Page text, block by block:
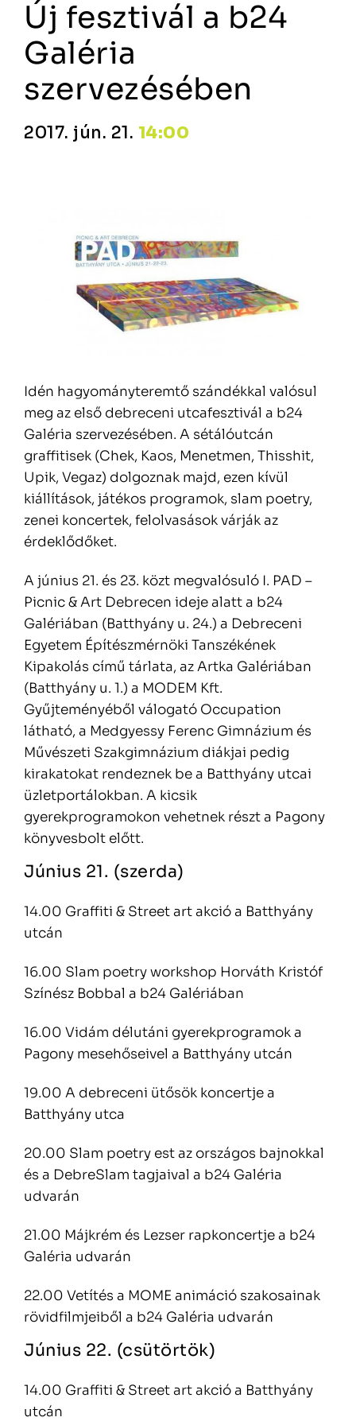
Új fesztivál a b24
Galéria
szervezésében
2017. jún. 21. 14:00
Idén hagyományteremtő szándékkal valósul
meg az első debreceni utcafesztivál a b24
Galéria szervezésében. A sétálóutcán
graffitisek (Chek, Kaos, Menetmen, Thisshit,
Upik, Vegaz) dolgoznak majd, ezen kívül
kiállítások, játékos programok, slam poetry,
zenei koncertek, felolvasások várják az
érdeklődőket.
A június 21. és 23. közt megvalósuló I. PAD –
Picnic & Art Debrecen ideje alatt a b24
Galériában (Batthyány u. 24.) a Debreceni
Egyetem Építészmérnöki Tanszékének
Kipakolás című tárlata, az Artka Galériában
(Batthyány u. 1.) a MODEM Kft.
Gyűjteményéből válogató Occupation
látható, a Medgyessy Ferenc Gimnázium és
Művészeti Szakgimnázium diákjai pedig
kirakatokat rendeznek be a Batthyány utcai
üzletportálokban. A kicsik
gyerekprogramokon vehetnek részt a Pagony
könyvesbolt előtt.
Június 21. (szerda)
14.00 Graffiti & Street art akció a Batthyány
utcán
16.00 Slam poetry workshop Horváth Kristóf
Színész Bobbal a b24 Galériában
16.00 Vidám délutáni gyerekprogramok a
Pagony mesehőseivel a Batthyány utcán
19.00 A debreceni ütősök koncertje a
Batthyány utca
20.00 Slam poetry est az országos bajnokkal
és a DebreSlam tagjaival a b24 Galéria
udvarán
21.00 Májkrém és Lezser rapkoncertje a b24
Galéria udvarán
22.00 Vetítés a MOME animáció szakosainak
rövidfilmjeiből a b24 Galéria udvarán
Június 22. (csütörtök)
14.00 Graffiti & Street art akció a Batthyány
utcán